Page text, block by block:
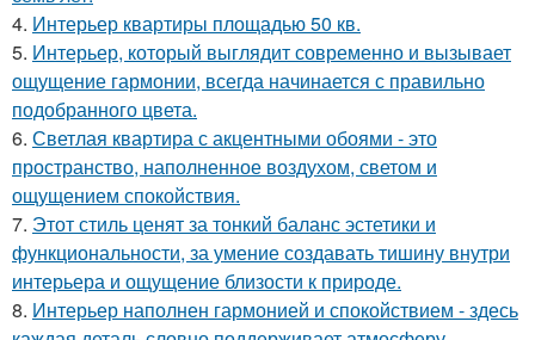
4. Интерьер квартиры площадью 50 кв.
5. Интерьер, который выглядит современно и вызывает
ощущение гармонии, всегда начинается с правильно
подобранного цвета.
6. Светлая квартира с акцентными обоями - это
пространство, наполненное воздухом, светом и
ощущением спокойствия.
7. Этот стиль ценят за тонкий баланс эстетики и
функциональности, за умение создавать тишину внутри
интерьера и ощущение близости к природе.
8. Интерьер наполнен гармонией и спокойствием - здесь